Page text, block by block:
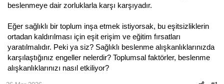
beslenmeye dair zorluklarla karşı karşıyadır.
Eğer sağlıklı bir toplum inşa etmek istiyorsak, bu eşitsizliklerin
ortadan kaldırılması için eşit erişim ve eğitim fırsatları
yaratılmalıdır. Peki ya siz? Sağlıklı beslenme alışkanlıklarınızda
karşılaştığınız engeller nelerdir? Toplumsal faktörler, beslenme
alışkanlıklarınızı nasıl etkiliyor?